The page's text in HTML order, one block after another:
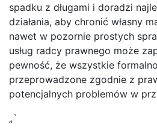
spadku z długami i doradzi
działania, aby chronić własny
nawet w pozornie prostych
usług radcy prawnego może
pewność, że wszystkie
przeprowadzone zgodnie z
potencjalnych problemów w
„`